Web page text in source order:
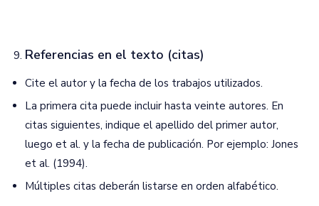
Referencias en el texto (citas)
Cite el autor y la fecha de los trabajos utilizados.
La primera cita puede incluir hasta veinte autores. En
citas siguientes, indique el apellido del primer autor,
luego et al. y la fecha de publicación. Por ejemplo: Jones
et al. (1994).
Múltiples citas deberán listarse en orden alfabético.